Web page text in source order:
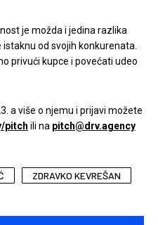
je možda i jedina razlika
od svojih konkurenata.
privući kupce i povećati udeo
a više o njemu i prijavi možete
pitch ili na pitch@drv.agency
ZDRAVKO KEVREŠAN